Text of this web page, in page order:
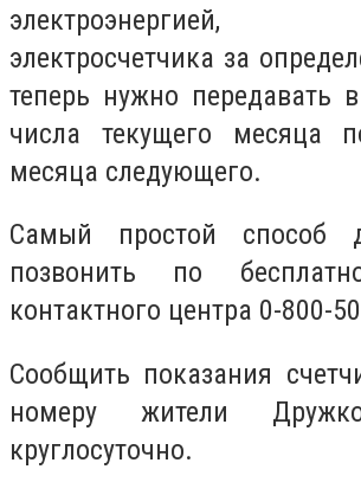
электроэнергией,
электросчетчика за
теперь нужно передавать
числа текущего месяца
месяца следующего.
Самый простой способ
позвонить по
контактного центра 0-800-
Сообщить показания
номеру жители
круглосуточно.